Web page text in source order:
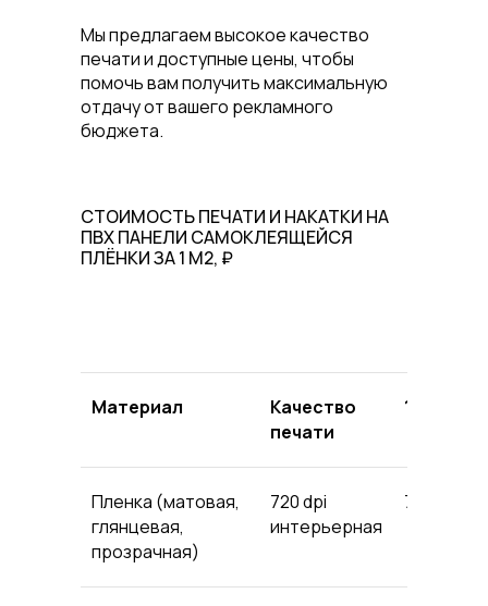
Мы предлагаем высокое качество
печати и доступные цены, чтобы
помочь вам получить максимальную
отдачу от вашего рекламного
бюджета.
СТОИМОСТЬ ПЕЧАТИ И НАКАТКИ НА
ПВХ ПАНЕЛИ САМОКЛЕЯЩЕЙСЯ
ПЛЁНКИ ЗА 1 М2, ₽
Материал
Качество
печати
1
Пленка (матовая,
глянцевая,
прозрачная)
720 dpi
интерьерная
748